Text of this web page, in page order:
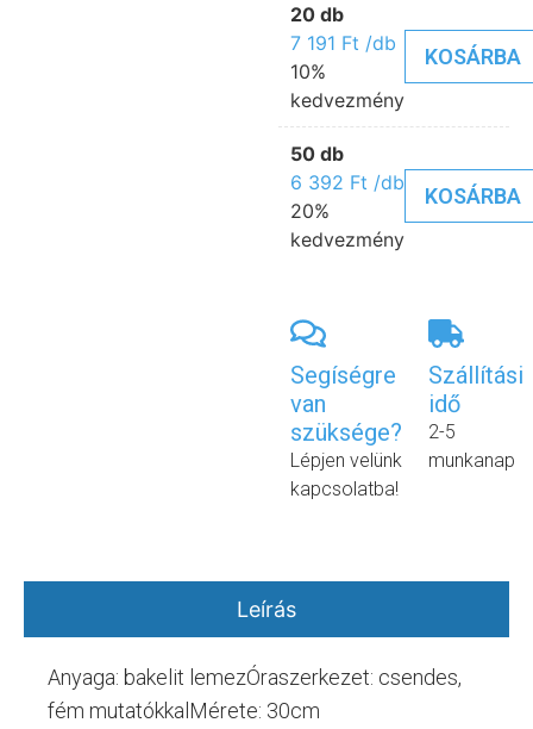
20 db
7 191 Ft /db
10%
kedvezmény
KOSÁRBA
50 db
6 392 Ft /db
20%
kedvezmény
KOSÁRBA
Segíségre
van
szüksége?
Lépjen velünk
kapcsolatba!
Szállítási
idő
2-5
munkanap
Leírás
Anyaga: bakelit lemezÓraszerkezet: csendes,
fém mutatókkalMérete: 30cm